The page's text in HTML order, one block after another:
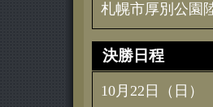
札幌市厚別公園
決勝日程
10月22日（日）